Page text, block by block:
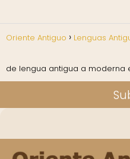
Oriente Antiguo Lenguas
de lengua antigua a moderna